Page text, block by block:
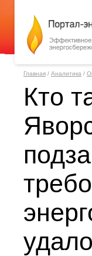
Главная / Аналитика /
Кто